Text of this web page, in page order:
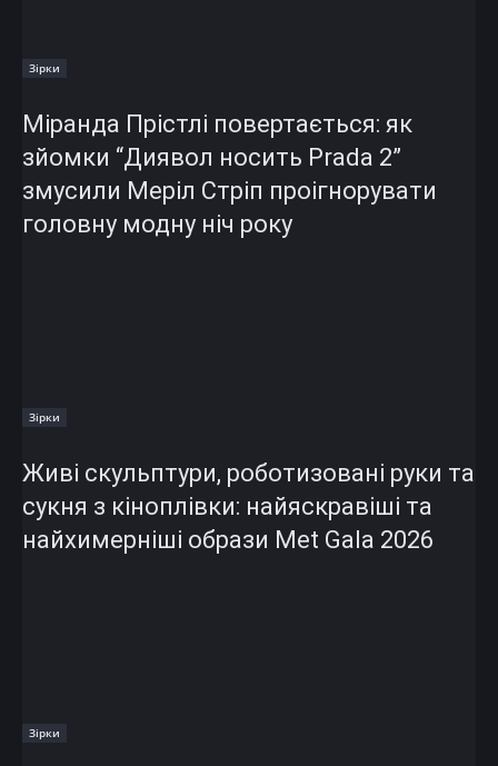
Зірки
Міранда Прістлі повертається: як
зйомки “Диявол носить Prada 2”
змусили Меріл Стріп проігнорувати
головну модну ніч року
Зірки
Живі скульптури, роботизовані руки та
сукня з кіноплівки: найяскравіші та
найхимерніші образи Met Gala 2026
Зірки